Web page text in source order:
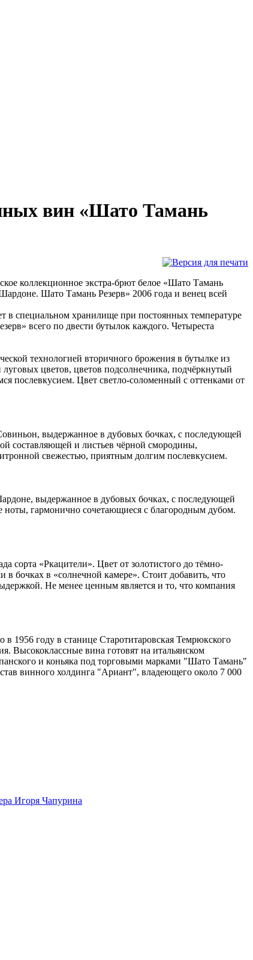
вин «Шато Тамань
коллекционное экстра-брют белое «Шато Тамань
Шато Тамань Резерв» 2006 года и венец всей
в специальном хранилище при постоянных температуре
всего по двести бутылок каждого. Четыреста
технологией вторичного брожения в бутылке из
цветов, цветов подсолнечника, подчёркнутый
послевкусием. Цвет светло-соломенный с оттенками от
выдержанное в дубовых бочках, с последующей
составляющей и листьев чёрной смородины,
свежестью, приятным долгим послевкусием.
выдержанное в дубовых бочках, с последующей
ноты, гармонично сочетающиеся с благородным дубом.
сорта «Ркацители». Цвет от золотистого до тёмно-
бочках в «солнечной камере». Стоит добавить, что
Не менее ценным является и то, что компания
1956 году в станице Старотитаровская Темрюкского
Высококлассные вина готовят на итальянском
и коньяка под торговыми марками "Шато Тамань"
винного холдинга "Ариант", владеющего около 7 000
Игоря Чапурина